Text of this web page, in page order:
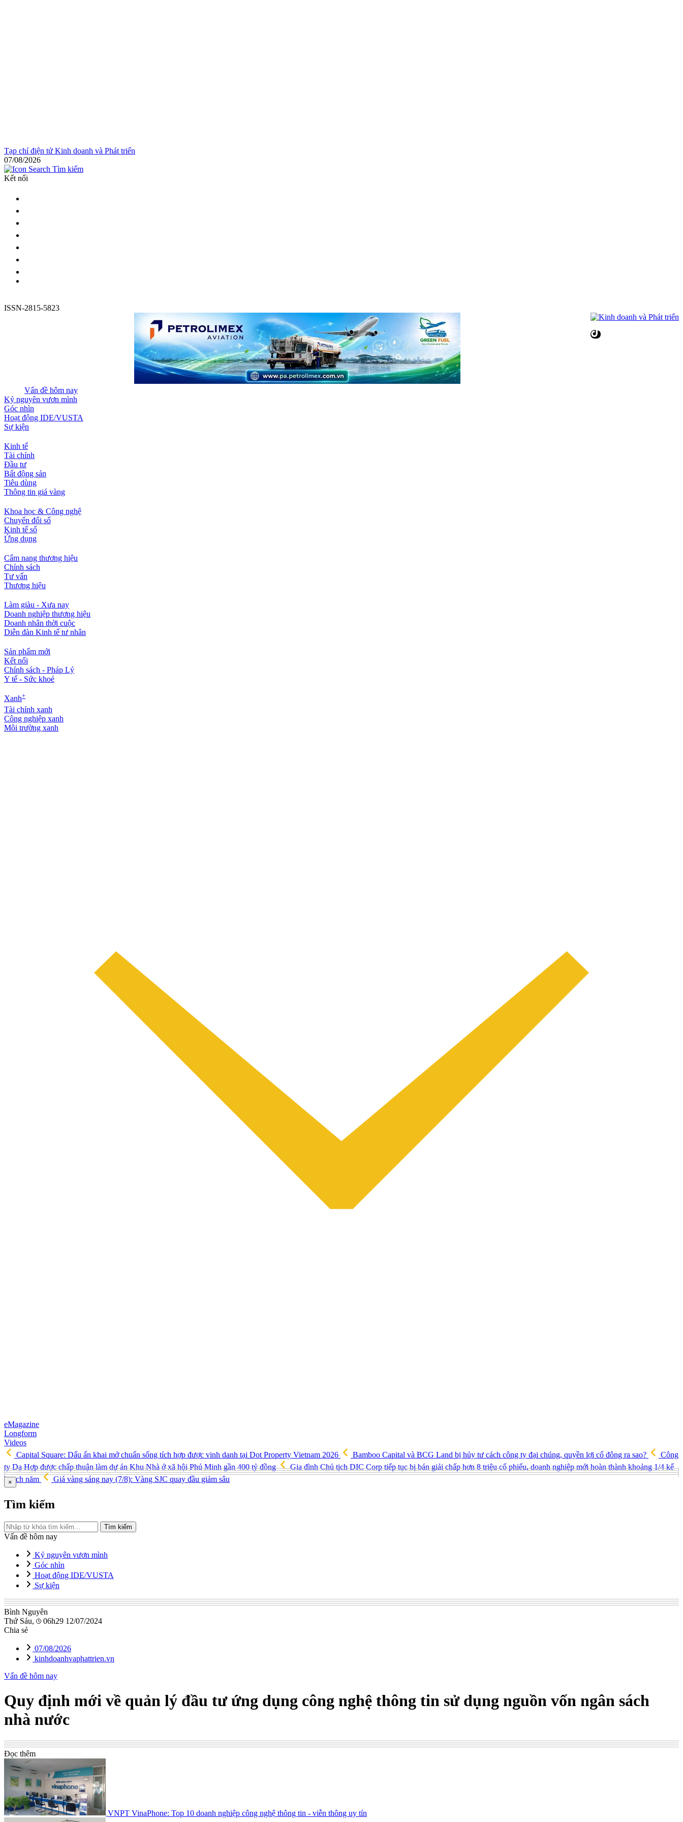
Tạp chí điện tử Kinh doanh và Phát triển
07/08/2026
Tìm kiếm
Kết nối
ISSN-2815-5823
Vấn đề hôm nay
Kỷ nguyên vươn mình
Góc nhìn
Hoạt động IDE/VUSTA
Sự kiện
Kinh tế
Tài chính
Đầu tư
Bất động sản
Tiêu dùng
Thông tin giá vàng
Khoa học & Công nghệ
Chuyển đổi số
Kinh tế số
Ứng dụng
Cẩm nang thương hiệu
Chính sách
Tư vấn
Thương hiệu
Làm giàu - Xưa nay
Doanh nghiệp thương hiệu
Doanh nhân thời cuộc
Diễn đàn Kinh tế tư nhân
Sản phẩm mới
Kết nối
Chính sách - Pháp Lý
Y tế - Sức khoẻ
Xanh+
Tài chính xanh
Công nghiệp xanh
Môi trường xanh
eMagazine
Longform
Videos
Capital Square: Dấu ấn khai mở chuẩn sống tích hợp được vinh danh tại Dot Property Vietnam 2026
Bamboo Capital và BCG Land bị hủy tư cách công ty đại chúng, quyền lợi cổ đông ra sao?
Công
ty Dạ Hợp được chấp thuận làm dự án Khu Nhà ở xã hội Phú Minh gần 400 tỷ đồng
Gia đình Chủ tịch DIC Corp tiếp tục bị bán giải chấp hơn 8 triệu cổ phiếu, doanh nghiệp mới hoàn thành khoảng 1/4 kế
hoạch năm
Giá vàng sáng nay (7/8): Vàng SJC quay đầu giảm sâu
×
Tìm kiếm
Tìm kiếm
Vấn đề hôm nay
Kỷ nguyên vươn mình
Góc nhìn
Hoạt động IDE/VUSTA
Sự kiện
Bình Nguyên
Thứ Sáu,
06h29 12/07/2024
Chia sẻ
07/08/2026
kinhdoanhvaphattrien.vn
Vấn đề hôm nay
Quy định mới về quản lý đầu tư ứng dụng công nghệ thông tin sử dụng nguồn vốn ngân sách
nhà nước
Đọc thêm
VNPT VinaPhone: Top 10 doanh nghiệp công nghệ thông tin - viễn thông uy tín